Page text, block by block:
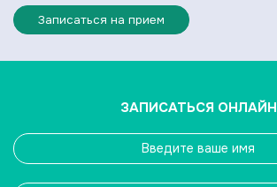
Записаться на прием
ЗАПИСАТЬСЯ ОНЛАЙН